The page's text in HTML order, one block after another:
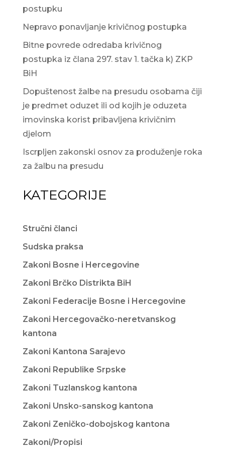
postupku
Nepravo ponavljanje krivičnog postupka
Bitne povrede odredaba krivičnog
postupka iz člana 297. stav 1. tačka k) ZKP
BiH
Dopuštenost žalbe na presudu osobama čiji
je predmet oduzet ili od kojih je oduzeta
imovinska korist pribavljena krivičnim
djelom
Iscrpljen zakonski osnov za produženje roka
za žalbu na presudu
KATEGORIJE
Stručni članci
Sudska praksa
Zakoni Bosne i Hercegovine
Zakoni Brčko Distrikta BiH
Zakoni Federacije Bosne i Hercegovine
Zakoni Hercegovačko-neretvanskog
kantona
Zakoni Kantona Sarajevo
Zakoni Republike Srpske
Zakoni Tuzlanskog kantona
Zakoni Unsko-sanskog kantona
Zakoni Zeničko-dobojskog kantona
Zakoni/Propisi